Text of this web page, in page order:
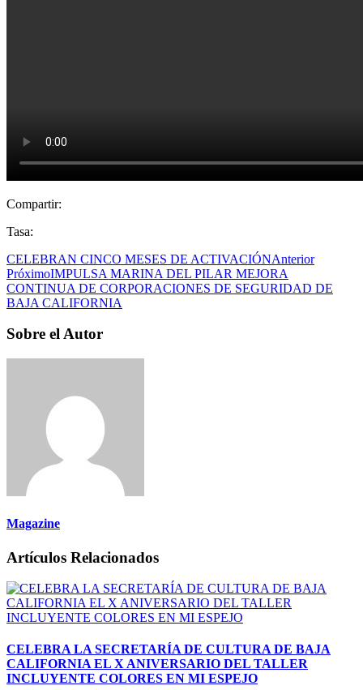
Compartir:
Tasa:
CELEBRAN CINCO MESES DE ACTIVACIÓNAnterior
PróximoIMPULSA MARINA DEL PILAR MEJORA
CONTINUA DE CORPORACIONES DE SEGURIDAD DE
BAJA CALIFORNIA
Sobre el Autor
Magazine
Artículos Relacionados
CELEBRA LA SECRETARÍA DE CULTURA DE BAJA
CALIFORNIA EL X ANIVERSARIO DEL TALLER
INCLUYENTE COLORES EN MI ESPEJO